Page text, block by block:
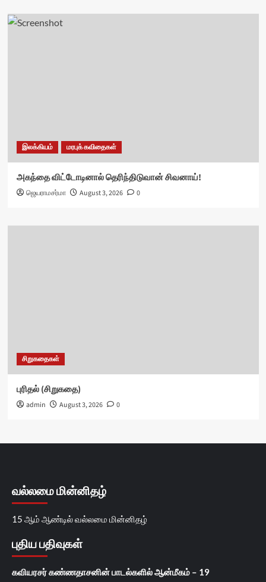
இலக்கியம் மரபுக் கவிதைகள்
அகந்தை விட்டோடினால் தெரிந்திடுவான் சிவனாய்!
ஜெயராமசர்மா August 3, 2026 0
சிறுகதைகள்
புரிதல் (சிறுகதை)
admin August 3, 2026 0
வல்லமை மின்னிதழ்
15 ஆம் ஆண்டில் வல்லமை மின்னிதழ்
புதிய பதிவுகள்
கவியரசர் கண்ணதாசனின் பாடல்களில் ஆன்மீகம் – 19